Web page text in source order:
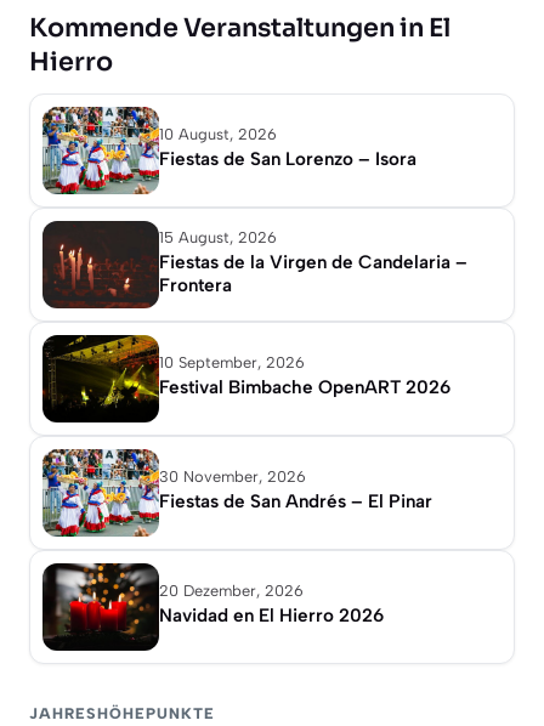
Kommende Veranstaltungen in El
Hierro
10 August, 2026
Fiestas de San Lorenzo – Isora
15 August, 2026
Fiestas de la Virgen de Candelaria –
Frontera
10 September, 2026
Festival Bimbache OpenART 2026
30 November, 2026
Fiestas de San Andrés – El Pinar
20 Dezember, 2026
Navidad en El Hierro 2026
JAHRESHÖHEPUNKTE